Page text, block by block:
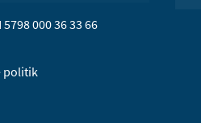
5798 000 36 33 66
politik